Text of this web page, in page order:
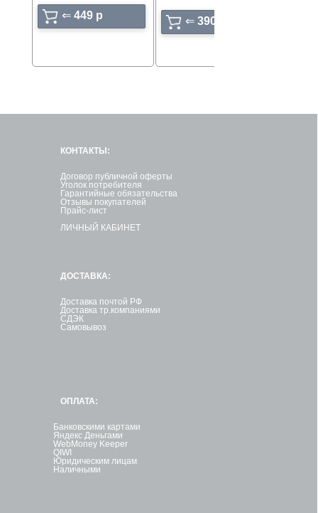
⇐ 449 p ⇐ 390 p
КОНТАКТЫ:
Договор публичной оферты
Уголок потребителя
Гарантийные обязательства
Отзывы покупателей
Прайс-лист
ЛИЧНЫЙ КАБИНЕТ
ДОСТАВКА:
Доставка почтой РФ
Доставка тр.компаниями
СДЭК
Самовывоз
ОПЛАТА:
Банковскими картами
Яндекс Деньгами
WebMoney Keeper
QIWI
Юридическим лицам
Наличными